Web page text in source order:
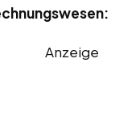
Anzeige